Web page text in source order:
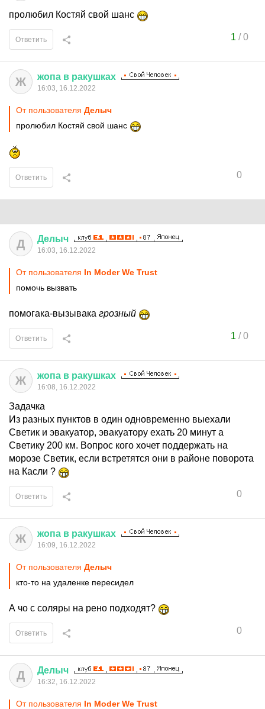
пролюбил Костяй свой шанс
1 /0
Ответить
Ж жопа в ракушках
16:03, 16.12.2022
От пользователя Делыч
пролюбил Костяй свой шанс
0
Ответить
Д Делыч
16:03, 16.12.2022
От пользователя In Moder We Trust
помочь вызвать
помогака-вызывака грозный
1 /0
Ответить
Ж жопа в ракушках
16:08, 16.12.2022
Задачка
Из разных пунктов в один одновременно выехали
Светик и эвакуатор, эвакуатору ехать 20 минут а
Светику 200 км. Вопрос кого хочет поддержать на
морозе Светик, если встретятся они в районе поворота
на Касли ?
0
Ответить
Ж жопа в ракушках
16:09, 16.12.2022
От пользователя Делыч
кто-то на удаленке пересидел
А чо с соляры на рено подходят?
0
Ответить
Д Делыч
16:32, 16.12.2022
От пользователя In Moder We Trust